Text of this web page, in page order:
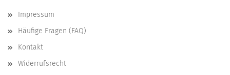
Impressum
Häufige Fragen (FAQ)
Kontakt
Widerrufsrecht